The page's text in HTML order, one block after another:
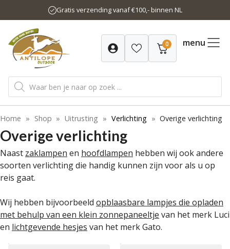
naar
inhoud
Gratis verzending vanaf €100,- binnen NL
0 menu
Producten
zoeken
Home » Shop » Uitrusting » Verlichting » Overige verlichting
Overige verlichting
Naast zaklampen en hoofdlampen hebben wij ook andere
soorten verlichting die handig kunnen zijn voor als u op
reis gaat.
Wij hebben bijvoorbeeld opblaasbare lampjes die opladen
met behulp van een klein zonnepaneeltje van het merk Luci
en lichtgevende hesjes van het merk Gato.